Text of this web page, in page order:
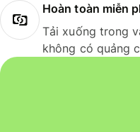
Hoàn toàn miễn
Tải xuống trong
không có quảng